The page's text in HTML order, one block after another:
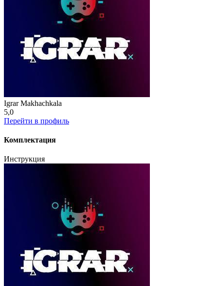
Igrar Makhachkala
5,0
Перейти в профиль
Комплектация
Инструкция